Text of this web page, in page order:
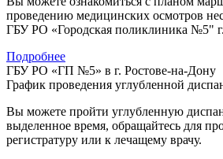
проведению медицинских осмотров
ГБУ РО «Городская поликлиника №5"
Подробнее
ГБУ РО «ГП №5» в г. Ростове-на-Дону
График проведения углубленной
Вы можете пройти углубленную
выделенное время, обращайтесь для
регистратуру или к лечащему врачу.